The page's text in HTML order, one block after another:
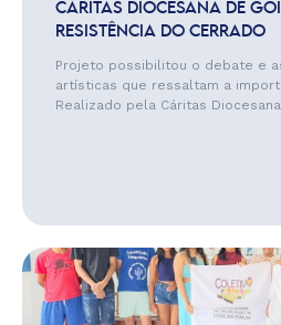
CÁRITAS DIOCESANA DE
RESISTÊNCIA DO CERRADO
Projeto possibilitou o debate e
artísticas que ressaltam a
Realizado pela Cáritas